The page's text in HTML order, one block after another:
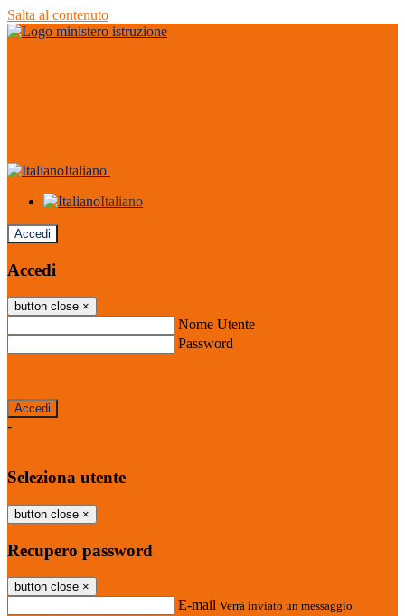
Salta al contenuto
Italiano
Italiano
Accedi
Accedi
button close ×
Nome Utente
Password
-
Seleziona utente
button close ×
Recupero password
button close ×
E-mail Verrà inviato un messaggio